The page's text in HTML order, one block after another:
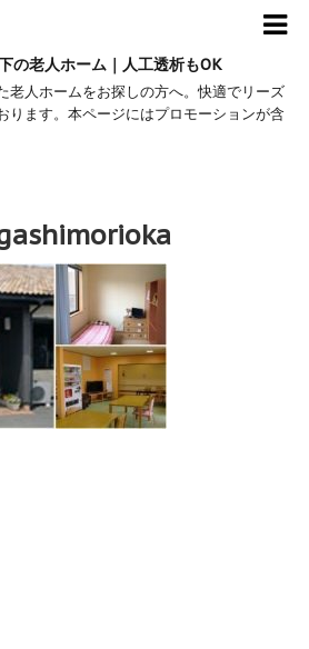
の老人ホーム｜人工透析もOK
老人ホームをお探しの方へ。快適でリーズ
ります。本ページにはプロモーションが含